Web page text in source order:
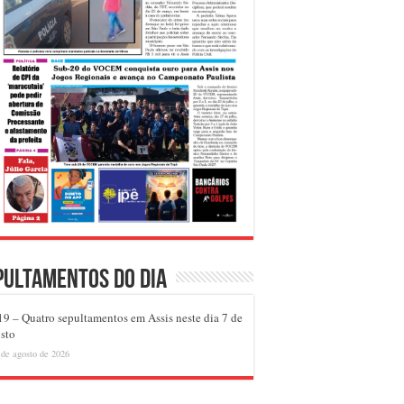
do dia
– Quatro sepultamentos em Assis neste dia 7 de
agosto de 2026